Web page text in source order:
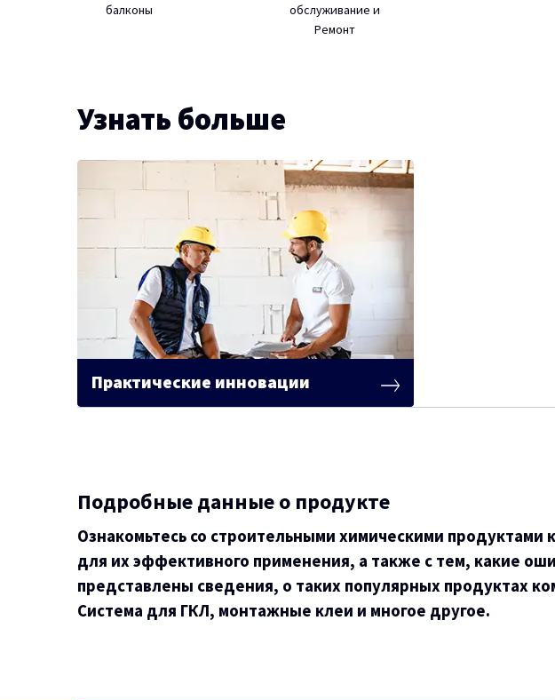
балконы
обслуживание и
Ремонт
Узнать больше
Практические инновации
Подробные данные о продукте
Ознакомьтесь со строительными химическими
для их эффективного применения, а также с тем, какие
представлены сведения, о таких популярных продуктах
Система для ГКЛ, монтажные клеи и многое другое.